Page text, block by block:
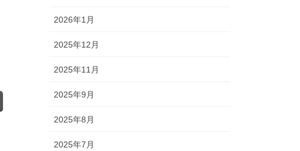
2026年1月
2025年12月
2025年11月
2025年9月
2025年8月
2025年7月